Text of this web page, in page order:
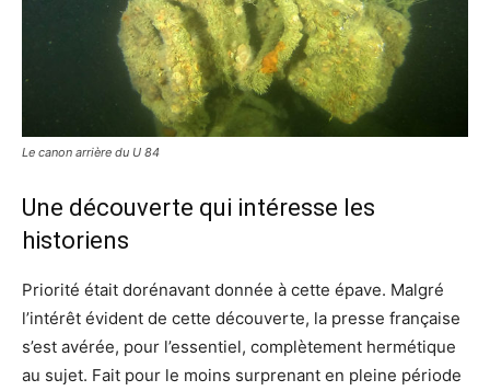
Le canon arrière du U 84
Une découverte qui intéresse les
historiens
Priorité était dorénavant donnée à cette épave. Malgré
l’intérêt évident de cette découverte, la presse française
s’est avérée, pour l’essentiel, complètement hermétique
au sujet. Fait pour le moins surprenant en pleine période